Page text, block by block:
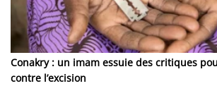
Conakry : un imam essuie des critiques
contre l’excision